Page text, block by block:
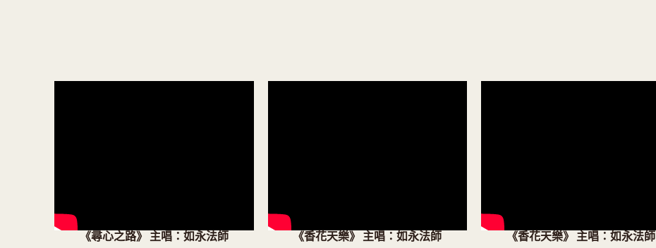
《尋心之路》 主唱：如永法師 《香花天樂》 主唱：如永法師 《香花天樂》 主唱：如永法師